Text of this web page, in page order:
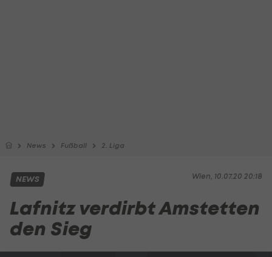
News Fußball 2. Liga
Wien, 10.07.20 20:18
NEWS
Lafnitz verdirbt Amstetten
den Sieg